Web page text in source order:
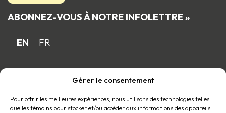
Gérer le consentement
Pour offrir les meilleures expériences, nous utilisons des technologies telles
que les témoins pour stocker et/ou accéder aux informations des appareils.
ABONNEZ-VOUS À NOTRE INFOLETTRE »
EN FR
Fière entreprise familiale québécoise
membre du